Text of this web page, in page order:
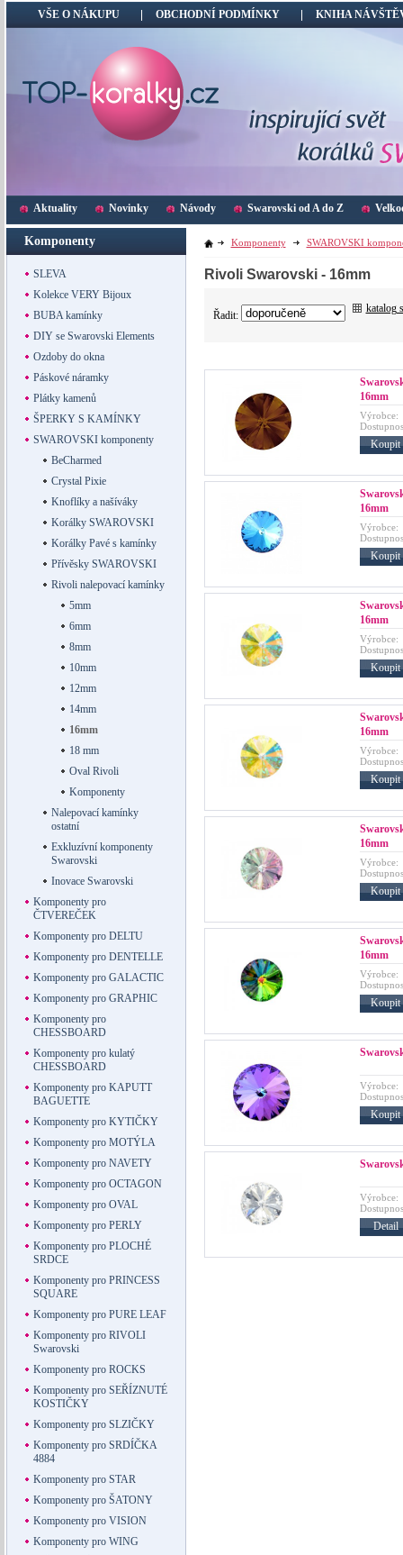
VŠE O NÁKUPU OBCHODNÍ PODMÍNKY KNIHA
Aktuality Novinky Návody Swarovski od A do Z
Komponenty
SLEVA
Kolekce VERY Bijoux
BUBA kamínky
DIY se Swarovski Elements
Ozdoby do okna
Páskové náramky
Plátky kamenů
ŠPERKY S KAMÍNKY
SWAROVSKI komponenty
BeCharmed
Crystal Pixie
Knoflíky a našíváky
Korálky SWAROVSKI
Korálky Pavé s kamínky
Přívěsky SWAROVSKI
Rivoli nalepovací kamínky
5mm
6mm
8mm
10mm
12mm
14mm
16mm
18 mm
Oval Rivoli
Komponenty
Nalepovací kamínky
ostatní
Exkluzívní komponenty
Swarovski
Inovace Swarovski
Komponenty pro
ČTVEREČEK
Komponenty pro DELTU
Komponenty pro DENTELLE
Komponenty pro GALACTIC
Komponenty pro GRAPHIC
Komponenty pro
CHESSBOARD
Komponenty pro kulatý
CHESSBOARD
Komponenty pro KAPUTT
BAGUETTE
Komponenty pro KYTIČKY
Komponenty pro MOTÝLA
Komponenty pro NAVETY
Komponenty pro OCTAGON
Komponenty pro OVAL
Komponenty pro PERLY
Komponenty pro PLOCHÉ
SRDCE
Komponenty pro PRINCESS
SQUARE
Komponenty pro PURE LEAF
Komponenty pro RIVOLI
Swarovski
Komponenty pro ROCKS
Komponenty pro SEŘÍZNUTÉ
KOSTIČKY
Komponenty pro SLZIČKY
Komponenty pro SRDÍČKA
4884
Komponenty pro STAR
Komponenty pro ŠATONY
Komponenty pro VISION
Komponenty pro WING
Komponenty SWAROVSKI
Rivoli Swarovski - 16mm
Řadit:
katalog
16mm
Výrobce:
Koupit
16mm
Výrobce:
Koupit
16mm
Výrobce:
Koupit
16mm
Výrobce:
Koupit
16mm
Výrobce:
Koupit
16mm
Výrobce:
Koupit
Výrobce:
Koupit
Výrobce:
Detail